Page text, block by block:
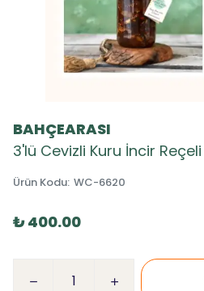
BAHÇEARASI
3'lü Cevizli Kuru İncir Reçeli
Ürün Kodu: WC-6620
₺ 400.00